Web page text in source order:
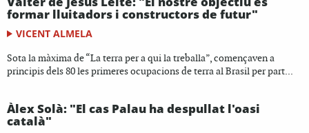
formar lluitadors i constructors de futur"
VICENT ALMELA
Sota la màxima de “La terra per a qui la treballa”, començaven a
principis dels 80 les primeres ocupacions de terra al Brasil per part...
Àlex Solà: "El cas Palau ha despullat l'oasi
català"